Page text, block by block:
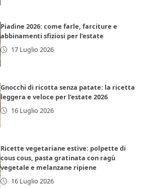
Piadine 2026: come farle, farciture e
abbinamenti sfiziosi per l’estate
17 Luglio 2026
Gnocchi di ricotta senza patate: la ricetta
leggera e veloce per l’estate 2026
16 Luglio 2026
Ricette vegetariane estive: polpette di
cous cous, pasta gratinata con ragù
vegetale e melanzane ripiene
16 Luglio 2026